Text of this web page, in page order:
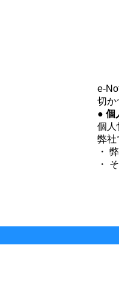
e-
切か
● 個
個人
弊社
・
・